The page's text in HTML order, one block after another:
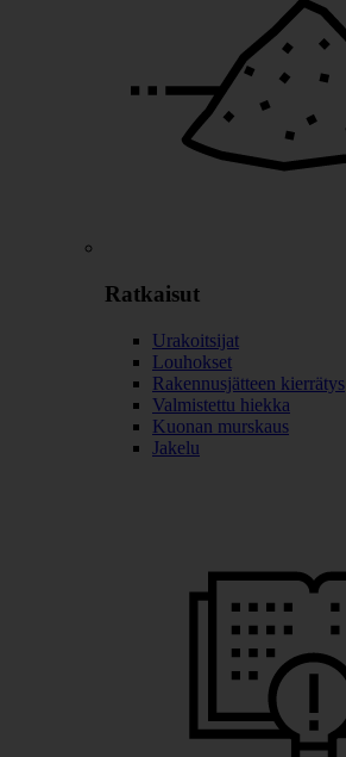
Ratkaisut
Urakoitsijat
Louhokset
Rakennusjätteen kierrätys
Valmistettu hiekka
Kuonan murskaus
Jakelu